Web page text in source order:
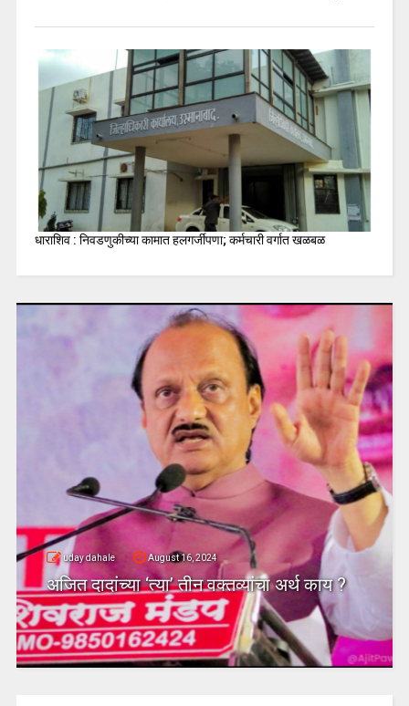
धाराशिव : निवडणुकीच्या कामात हलगर्जीपणा; कर्मचारी वर्गात खळबळ
uday dahale August 16, 2024
अजित दादांच्या ‘त्या’ तीन वक्तव्यांचा अर्थ काय ?